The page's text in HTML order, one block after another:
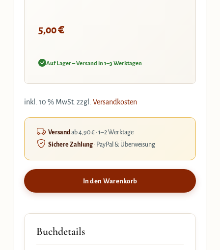
5,00€
Auf Lager – Versand in 1–3 Werktagen
inkl. 10 % MwSt. zzgl. Versandkosten
Versandab 4,90 € · 1–2 Werktage
Sichere Zahlung· PayPal & Überweisung
In den Warenkorb
Buchdetails